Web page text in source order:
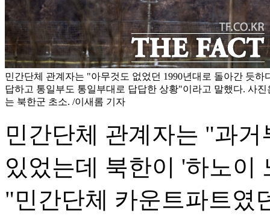
민간단체 관계자는 "아무것도 없었던 1990년대로 돌아간 듯
답하고 통일부도 통일부대로 답답한 상황"이라고 말했다. 사
는 북한군 초소. /이새롬 기자
민간단체 관계자는 "과
있었는데 북한이 '하노이
"민간단체 카운트파트였